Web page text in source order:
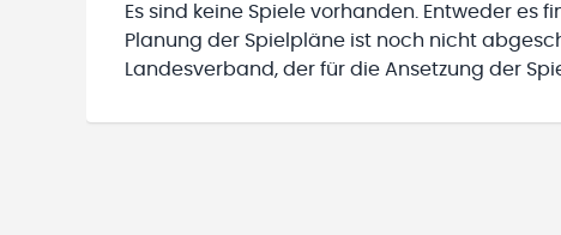
Es sind keine Spiele vorhanden. Entweder
Planung der Spielpläne ist noch nicht
Landesverband, der für die Ansetzung der